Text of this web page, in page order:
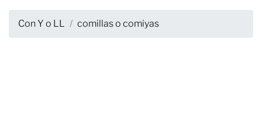
Con Y o LL comillas o comiyas